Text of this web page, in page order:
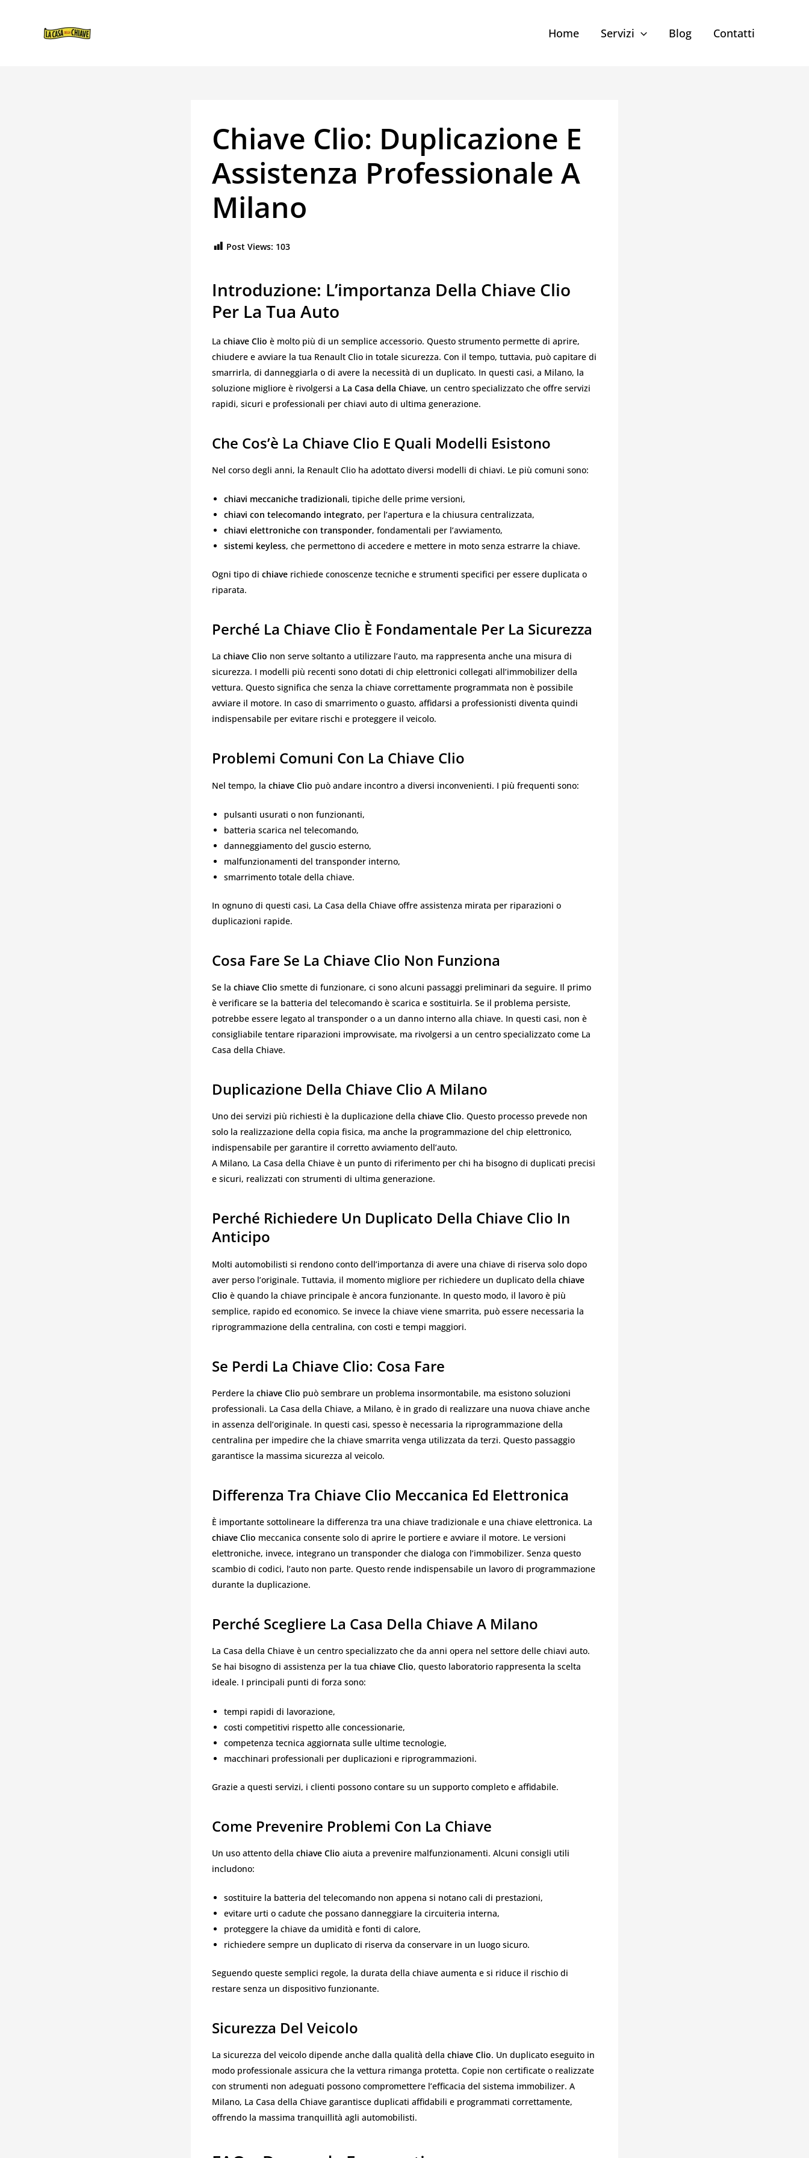
CONTENUTO
Home Servizi Blog Contatti
Chiave Clio: Duplicazione E
Assistenza Professionale A
Milano
Post Views: 103
Introduzione: L’importanza Della Chiave Clio
Per La Tua Auto
La chiave Clio è molto più di un semplice accessorio. Questo strumento permette di aprire,
chiudere e avviare la tua Renault Clio in totale sicurezza. Con il tempo, tuttavia, può capitare di
smarrirla, di danneggiarla o di avere la necessità di un duplicato. In questi casi, a Milano, la
soluzione migliore è rivolgersi a La Casa della Chiave, un centro specializzato che offre servizi
rapidi, sicuri e professionali per chiavi auto di ultima generazione.
Che Cos’è La Chiave Clio E Quali Modelli Esistono
Nel corso degli anni, la Renault Clio ha adottato diversi modelli di chiavi. Le più comuni sono:
chiavi meccaniche tradizionali, tipiche delle prime versioni,
chiavi con telecomando integrato, per l’apertura e la chiusura centralizzata,
chiavi elettroniche con transponder, fondamentali per l’avviamento,
sistemi keyless, che permettono di accedere e mettere in moto senza estrarre la chiave.
Ogni tipo di chiave richiede conoscenze tecniche e strumenti specifici per essere duplicata o
riparata.
Perché La Chiave Clio È Fondamentale Per La Sicurezza
La chiave Clio non serve soltanto a utilizzare l’auto, ma rappresenta anche una misura di
sicurezza. I modelli più recenti sono dotati di chip elettronici collegati all’immobilizer della
vettura. Questo significa che senza la chiave correttamente programmata non è possibile
avviare il motore. In caso di smarrimento o guasto, affidarsi a professionisti diventa quindi
indispensabile per evitare rischi e proteggere il veicolo.
Problemi Comuni Con La Chiave Clio
Nel tempo, la chiave Clio può andare incontro a diversi inconvenienti. I più frequenti sono:
pulsanti usurati o non funzionanti,
batteria scarica nel telecomando,
danneggiamento del guscio esterno,
malfunzionamenti del transponder interno,
smarrimento totale della chiave.
In ognuno di questi casi, La Casa della Chiave offre assistenza mirata per riparazioni o
duplicazioni rapide.
Cosa Fare Se La Chiave Clio Non Funziona
Se la chiave Clio smette di funzionare, ci sono alcuni passaggi preliminari da seguire. Il primo
è verificare se la batteria del telecomando è scarica e sostituirla. Se il problema persiste,
potrebbe essere legato al transponder o a un danno interno alla chiave. In questi casi, non è
consigliabile tentare riparazioni improvvisate, ma rivolgersi a un centro specializzato come La
Casa della Chiave.
Duplicazione Della Chiave Clio A Milano
Uno dei servizi più richiesti è la duplicazione della chiave Clio. Questo processo prevede non
solo la realizzazione della copia fisica, ma anche la programmazione del chip elettronico,
indispensabile per garantire il corretto avviamento dell’auto.
A Milano, La Casa della Chiave è un punto di riferimento per chi ha bisogno di duplicati precisi
e sicuri, realizzati con strumenti di ultima generazione.
Perché Richiedere Un Duplicato Della Chiave Clio In
Anticipo
Molti automobilisti si rendono conto dell’importanza di avere una chiave di riserva solo dopo
aver perso l’originale. Tuttavia, il momento migliore per richiedere un duplicato della chiave
Clio è quando la chiave principale è ancora funzionante. In questo modo, il lavoro è più
semplice, rapido ed economico. Se invece la chiave viene smarrita, può essere necessaria la
riprogrammazione della centralina, con costi e tempi maggiori.
Se Perdi La Chiave Clio: Cosa Fare
Perdere la chiave Clio può sembrare un problema insormontabile, ma esistono soluzioni
professionali. La Casa della Chiave, a Milano, è in grado di realizzare una nuova chiave anche
in assenza dell’originale. In questi casi, spesso è necessaria la riprogrammazione della
centralina per impedire che la chiave smarrita venga utilizzata da terzi. Questo passaggio
garantisce la massima sicurezza al veicolo.
Differenza Tra Chiave Clio Meccanica Ed Elettronica
È importante sottolineare la differenza tra una chiave tradizionale e una chiave elettronica. La
chiave Clio meccanica consente solo di aprire le portiere e avviare il motore. Le versioni
elettroniche, invece, integrano un transponder che dialoga con l’immobilizer. Senza questo
scambio di codici, l’auto non parte. Questo rende indispensabile un lavoro di programmazione
durante la duplicazione.
Perché Scegliere La Casa Della Chiave A Milano
La Casa della Chiave è un centro specializzato che da anni opera nel settore delle chiavi auto.
Se hai bisogno di assistenza per la tua chiave Clio, questo laboratorio rappresenta la scelta
ideale. I principali punti di forza sono:
tempi rapidi di lavorazione,
costi competitivi rispetto alle concessionarie,
competenza tecnica aggiornata sulle ultime tecnologie,
macchinari professionali per duplicazioni e riprogrammazioni.
Grazie a questi servizi, i clienti possono contare su un supporto completo e affidabile.
Come Prevenire Problemi Con La Chiave
Un uso attento della chiave Clio aiuta a prevenire malfunzionamenti. Alcuni consigli utili
includono:
sostituire la batteria del telecomando non appena si notano cali di prestazioni,
evitare urti o cadute che possano danneggiare la circuiteria interna,
proteggere la chiave da umidità e fonti di calore,
richiedere sempre un duplicato di riserva da conservare in un luogo sicuro.
Seguendo queste semplici regole, la durata della chiave aumenta e si riduce il rischio di
restare senza un dispositivo funzionante.
Sicurezza Del Veicolo
La sicurezza del veicolo dipende anche dalla qualità della chiave Clio. Un duplicato eseguito in
modo professionale assicura che la vettura rimanga protetta. Copie non certificate o realizzate
con strumenti non adeguati possono compromettere l’efficacia del sistema immobilizer. A
Milano, La Casa della Chiave garantisce duplicati affidabili e programmati correttamente,
offrendo la massima tranquillità agli automobilisti.